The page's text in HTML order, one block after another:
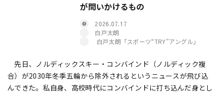
が問いかけるもの
2026.07.17
白戸太朗
白戸太朗「スポーツ“TRY”アングル」
先日、ノルディックスキー・コンバインド（ノルディック複
合）が2030年冬季五輪から除外されるというニュースが飛び込
んできた。私自身、高校時代にコンバインドに打ち込んだ身とし